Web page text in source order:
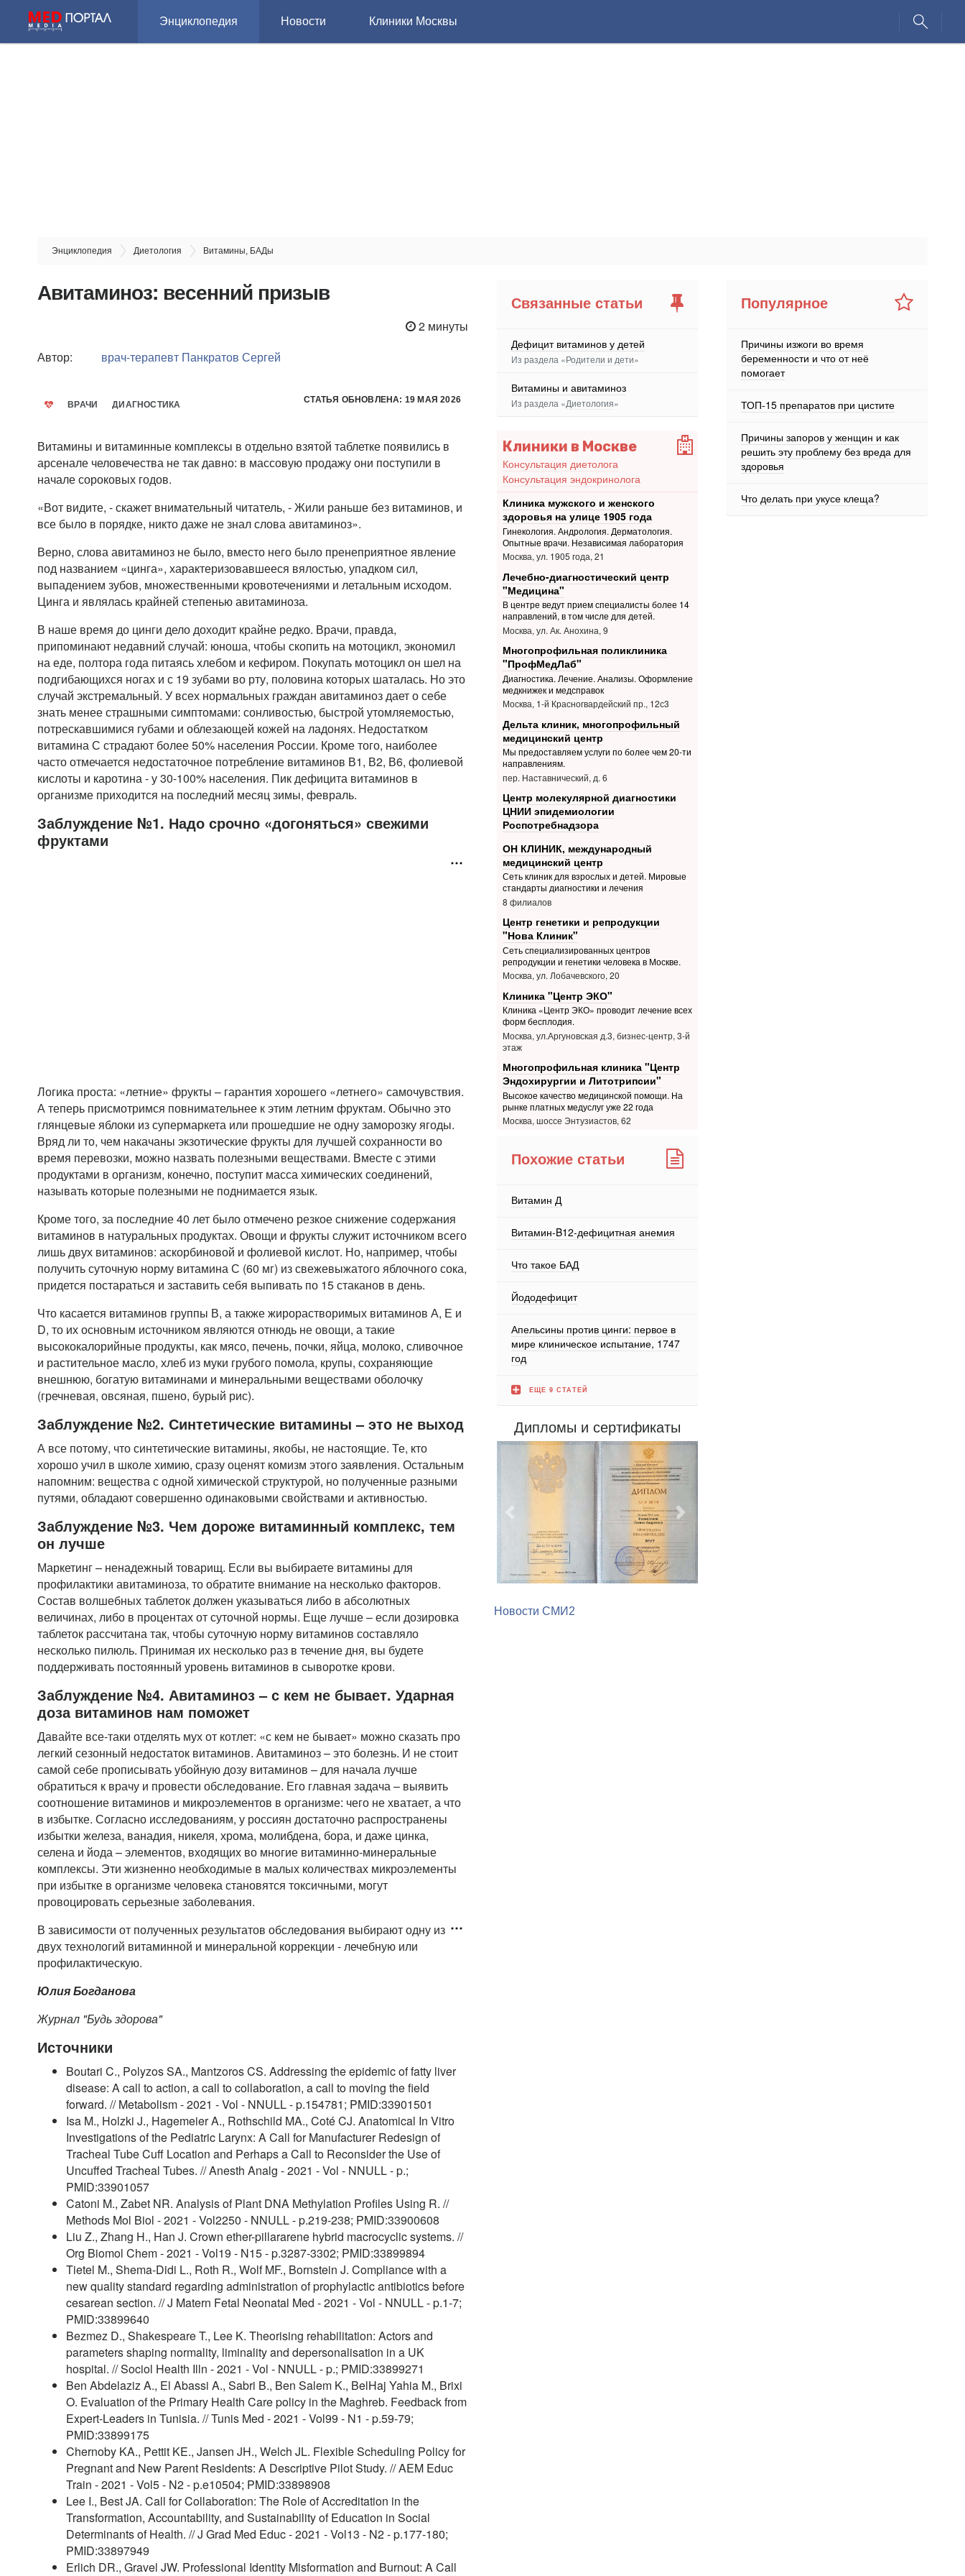
Энциклопедия Новости Клиники Москвы
Энциклопедия Диетология Витамины, БАДы
Авитаминоз: весенний призыв
2 минуты
Автор:
врач-терапевт Панкратов Сергей
ВРАЧИ ДИАГНОСТИКА СТАТЬЯ ОБНОВЛЕНА: 19 МАЯ 2026
Витамины и витаминные комплексы в отдельно взятой таблетке появились в
арсенале человечества не так давно: в массовую продажу они поступили в
начале сороковых годов.
«Вот видите, - скажет внимательный читатель, - Жили раньше без витаминов, и
все было в порядке, никто даже не знал слова авитаминоз».
Верно, слова авитаминоз не было, вместо него было пренеприятное явление
под названием «цинга», характеризовавшееся вялостью, упадком сил,
выпадением зубов, множественными кровотечениями и летальным исходом.
Цинга и являлась крайней степенью авитаминоза.
В наше время до цинги дело доходит крайне редко. Врачи, правда,
припоминают недавний случай: юноша, чтобы скопить на мотоцикл, экономил
на еде, полтора года питаясь хлебом и кефиром. Покупать мотоцикл он шел на
подгибающихся ногах и с 19 зубами во рту, половина которых шаталась. Но это
случай экстремальный. У всех нормальных граждан авитаминоз дает о себе
знать менее страшными симптомами: сонливостью, быстрой утомляемостью,
потрескавшимися губами и облезающей кожей на ладонях. Недостатком
витамина С страдают более 50% населения России. Кроме того, наиболее
часто отмечается недостаточное потребление витаминов В1, В2, В6, фолиевой
кислоты и каротина - у 30-100% населения. Пик дефицита витаминов в
организме приходится на последний месяц зимы, февраль.
Заблуждение №1. Надо срочно «догоняться» свежими
фруктами
Логика проста: «летние» фрукты – гарантия хорошего «летнего» самочувствия.
А теперь присмотримся повнимательнее к этим летним фруктам. Обычно это
глянцевые яблоки из супермаркета или прошедшие не одну заморозку ягоды.
Вряд ли то, чем накачаны экзотические фрукты для лучшей сохранности во
время перевозки, можно назвать полезными веществами. Вместе с этими
продуктами в организм, конечно, поступит масса химических соединений,
называть которые полезными не поднимается язык.
Кроме того, за последние 40 лет было отмечено резкое снижение содержания
витаминов в натуральных продуктах. Овощи и фрукты служит источником всего
лишь двух витаминов: аскорбиновой и фолиевой кислот. Но, например, чтобы
получить суточную норму витамина С (60 мг) из свежевыжатого яблочного сока,
придется постараться и заставить себя выпивать по 15 стаканов в день.
Что касается витаминов группы В, а также жирорастворимых витаминов А, Е и
D, то их основным источником являются отнюдь не овощи, а такие
высококалорийные продукты, как мясо, печень, почки, яйца, молоко, сливочное
и растительное масло, хлеб из муки грубого помола, крупы, сохраняющие
внешнюю, богатую витаминами и минеральными веществами оболочку
(гречневая, овсяная, пшено, бурый рис).
Заблуждение №2. Синтетические витамины – это не выход
А все потому, что синтетические витамины, якобы, не настоящие. Те, кто
хорошо учил в школе химию, сразу оценят комизм этого заявления. Остальным
напомним: вещества с одной химической структурой, но полученные разными
путями, обладают совершенно одинаковыми свойствами и активностью.
Заблуждение №3. Чем дороже витаминный комплекс, тем
он лучше
Маркетинг – ненадежный товарищ. Если вы выбираете витамины для
профилактики авитаминоза, то обратите внимание на несколько факторов.
Состав волшебных таблеток должен указываться либо в абсолютных
величинах, либо в процентах от суточной нормы. Еще лучше – если дозировка
таблеток рассчитана так, чтобы суточную норму витаминов составляло
несколько пилюль. Принимая их несколько раз в течение дня, вы будете
поддерживать постоянный уровень витаминов в сыворотке крови.
Заблуждение №4. Авитаминоз – с кем не бывает. Ударная
доза витаминов нам поможет
Давайте все-таки отделять мух от котлет: «с кем не бывает» можно сказать про
легкий сезонный недостаток витаминов. Авитаминоз – это болезнь. И не стоит
самой себе прописывать убойную дозу витаминов – для начала лучше
обратиться к врачу и провести обследование. Его главная задача – выявить
соотношение витаминов и микроэлементов в организме: чего не хватает, а что
в избытке. Согласно исследованиям, у россиян достаточно распространены
избытки железа, ванадия, никеля, хрома, молибдена, бора, и даже цинка,
селена и йода – элементов, входящих во многие витаминно-минеральные
комплексы. Эти жизненно необходимые в малых количествах микроэлементы
при избытке в организме человека становятся токсичными, могут
провоцировать серьезные заболевания.
В зависимости от полученных результатов обследования выбирают одну из
двух технологий витаминной и минеральной коррекции - лечебную или
профилактическую.
Юлия Богданова
Журнал "Будь здорова"
Источники
Boutari C., Polyzos SA., Mantzoros CS. Addressing the epidemic of fatty liver
disease: A call to action, a call to collaboration, a call to moving the field
forward. // Metabolism - 2021 - Vol - NNULL - p.154781; PMID:33901501
Isa M., Holzki J., Hagemeier A., Rothschild MA., Coté CJ. Anatomical In Vitro
Investigations of the Pediatric Larynx: A Call for Manufacturer Redesign of
Tracheal Tube Cuff Location and Perhaps a Call to Reconsider the Use of
Uncuffed Tracheal Tubes. // Anesth Analg - 2021 - Vol - NNULL - p.;
PMID:33901057
Catoni M., Zabet NR. Analysis of Plant DNA Methylation Profiles Using R. //
Methods Mol Biol - 2021 - Vol2250 - NNULL - p.219-238; PMID:33900608
Liu Z., Zhang H., Han J. Crown ether-pillararene hybrid macrocyclic systems. //
Org Biomol Chem - 2021 - Vol19 - N15 - p.3287-3302; PMID:33899894
Tietel M., Shema-Didi L., Roth R., Wolf MF., Bornstein J. Compliance with a
new quality standard regarding administration of prophylactic antibiotics before
cesarean section. // J Matern Fetal Neonatal Med - 2021 - Vol - NNULL - p.1-7;
PMID:33899640
Bezmez D., Shakespeare T., Lee K. Theorising rehabilitation: Actors and
parameters shaping normality, liminality and depersonalisation in a UK
hospital. // Sociol Health Illn - 2021 - Vol - NNULL - p.; PMID:33899271
Ben Abdelaziz A., El Abassi A., Sabri B., Ben Salem K., BelHaj Yahia M., Brixi
O. Evaluation of the Primary Health Care policy in the Maghreb. Feedback from
Expert-Leaders in Tunisia. // Tunis Med - 2021 - Vol99 - N1 - p.59-79;
PMID:33899175
Chernoby KA., Pettit KE., Jansen JH., Welch JL. Flexible Scheduling Policy for
Pregnant and New Parent Residents: A Descriptive Pilot Study. // AEM Educ
Train - 2021 - Vol5 - N2 - p.e10504; PMID:33898908
Lee I., Best JA. Call for Collaboration: The Role of Accreditation in the
Transformation, Accountability, and Sustainability of Education in Social
Determinants of Health. // J Grad Med Educ - 2021 - Vol13 - N2 - p.177-180;
PMID:33897949
Erlich DR., Gravel JW. Professional Identity Misformation and Burnout: A Call
Связанные статьи
Дефицит витаминов у детей
Из раздела «Родители и дети»
Витамины и авитаминоз
Из раздела «Диетология»
Клиники в Москве
Консультация диетолога
Консультация эндокринолога
Клиника мужского и женского
здоровья на улице 1905 года
Гинекология. Андрология. Дерматология.
Опытные врачи. Независимая лаборатория
Москва, ул. 1905 года, 21
Лечебно-диагностический центр
"Медицина"
В центре ведут прием специалисты более 14
направлений, в том числе для детей.
Москва, ул. Ак. Анохина, 9
Многопрофильная поликлиника
"ПрофМедЛаб"
Диагностика. Лечение. Анализы. Оформление
медкнижек и медсправок
Москва, 1-й Красногвардейский пр., 12с3
Дельта клиник, многопрофильный
медицинский центр
Мы предоставляем услуги по более чем 20-ти
направлениям.
пер. Наставнический, д. 6
Центр молекулярной диагностики
ЦНИИ эпидемиологии
Роспотребнадзора
ОН КЛИНИК, международный
медицинский центр
Сеть клиник для взрослых и детей. Мировые
стандарты диагностики и лечения
8 филиалов
Центр генетики и репродукции
"Нова Клиник"
Сеть специализированных центров
репродукции и генетики человека в Москве.
Москва, ул. Лобачевского, 20
Клиника "Центр ЭКО"
Клиника «Центр ЭКО» проводит лечение всех
форм бесплодия.
Москва, ул.Аргуновская д.3, бизнес-центр, 3-й
этаж
Многопрофильная клиника "Центр
Эндохирургии и Литотрипсии"
Высокое качество медицинской помощи. На
рынке платных медуслуг уже 22 года
Москва, шоссе Энтузиастов, 62
Похожие статьи
Витамин Д
Витамин-B12-дефицитная анемия
Что такое БАД
Йододефицит
Апельсины против цинги: первое в
мире клиническое испытание, 1747
год
ЕЩЕ 9 СТАТЕЙ
Дипломы и сертификаты
Предыдущий Следующий
Популярное
Причины изжоги во время
беременности и что от неё
помогает
ТОП-15 препаратов при цистите
Причины запоров у женщин и как
решить эту проблему без вреда для
здоровья
Что делать при укусе клеща?
Новости СМИ2